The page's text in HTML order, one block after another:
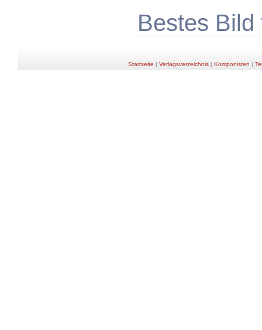
Bestes
Startseite | Verlagsverzeichnis| Komponisten |